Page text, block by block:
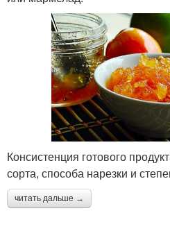
Консистенция готового
сорта, способа нарезки и
читать дальше →